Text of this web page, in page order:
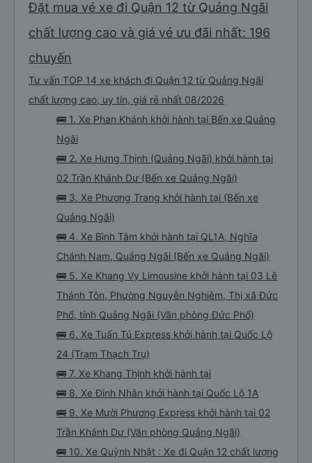
Đặt mua vé xe đi Quận 12 từ Quảng Ngãi
chất lượng cao và giá vé ưu đãi nhất: 196
chuyến
Tư vấn TOP 14 xe khách đi Quận 12 từ Quảng Ngãi
chất lượng cao, uy tín, giá rẻ nhất 08/2026
🚌 1. Xe Phan Khánh khởi hành tại Bến xe Quảng
Ngãi
🚌 2. Xe Hưng Thịnh (Quảng Ngãi) khởi hành tại
02 Trần Khánh Dư (Bến xe Quảng Ngãi)
🚌 3. Xe Phương Trang khởi hành tại (Bến xe
Quảng Ngãi)
🚌 4. Xe Bình Tâm khởi hành tại QL1A, Nghĩa
Chánh Nam, Quảng Ngãi (Bến xe Quảng Ngãi)
🚌 5. Xe Khang Vy Limousine khởi hành tại 03 Lê
Thánh Tôn, Phường Nguyễn Nghiêm, Thị xã Đức
Phổ, tỉnh Quảng Ngãi (Văn phòng Đức Phổ)
🚌 6. Xe Tuấn Tú Express khởi hành tại Quốc Lộ
24 (Trạm Thạch Trụ)
🚌 7. Xe Khang Thịnh khởi hành tại
🚌 8. Xe Đình Nhân khởi hành tại Quốc Lộ 1A
🚌 9. Xe Mười Phương Express khởi hành tại 02
Trần Khánh Dư (Văn phòng Quảng Ngãi)
🚌 10. Xe Quỳnh Nhật : Xe đi Quận 12 chất lượng